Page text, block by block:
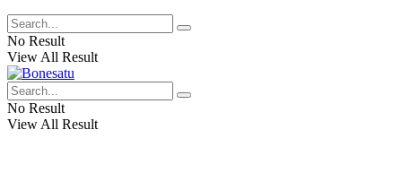
No Result
View All Result
No Result
View All Result